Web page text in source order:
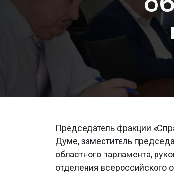
Председатель фракции
Думе, заместитель
областного парламента,
отделения